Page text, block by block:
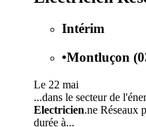
Intérim
•Montluçon
Le 22 mai
...dans le secteur de
Electricien.ne Réseaux
durée à...